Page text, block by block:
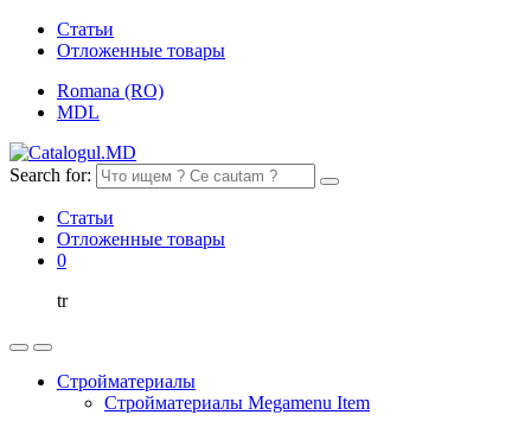
Статьи
Отложенные товары
Romana (RO)
MDL
Search for:
Статьи
Отложенные товары
0
tr
Стройматериалы
Стройматериалы Megamenu Item